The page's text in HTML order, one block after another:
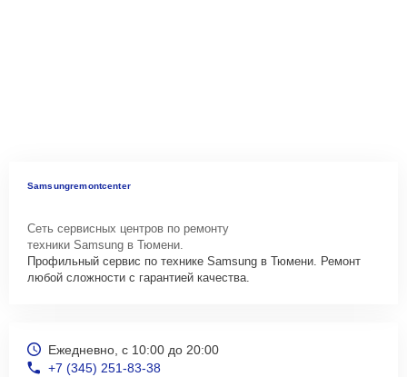
Samsungremontcenter
Сеть сервисных центров по ремонту
техники Samsung в Тюмени.
Профильный сервис по технике Samsung в Тюмени. Ремонт
любой сложности с гарантией качества.
Ежедневно, с 10:00 до 20:00
+7 (345) 251-83-38